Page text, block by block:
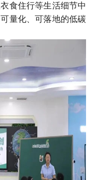
食住行等生活细节中
量化、可落地的低碳